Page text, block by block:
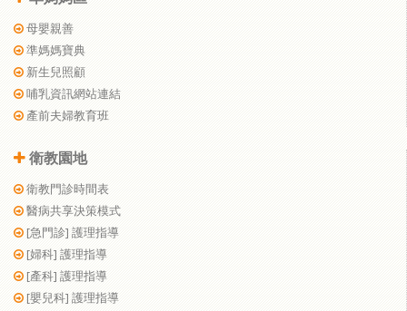
母嬰親善
準媽媽寶典
新生兒照顧
哺乳資訊網站連結
產前夫婦教育班
衛教園地
衛教門診時間表
醫病共享決策模式
[急門診] 護理指導
[婦科] 護理指導
[產科] 護理指導
[嬰兒科] 護理指導